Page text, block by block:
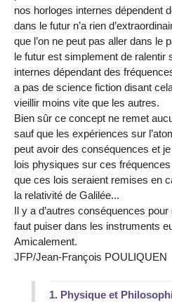
nos horloges internes dépendent
dans le futur n’a rien
que l’on ne peut pas aller dans le
le futur est simplement de ralentir
internes dépendant des
a pas de science fiction disant
vieillir moins vite que les autres.
Bien sûr ce concept ne remet
sauf que les expériences sur
peut avoir des conséquences et
lois physiques sur ces
que ces lois seraient remises en
la relativité de Galilée...
Il y a d’autres conséquences
faut puiser dans les instruments
Amicalement.
JFP/Jean-François POULIQUEN
1. Physique et